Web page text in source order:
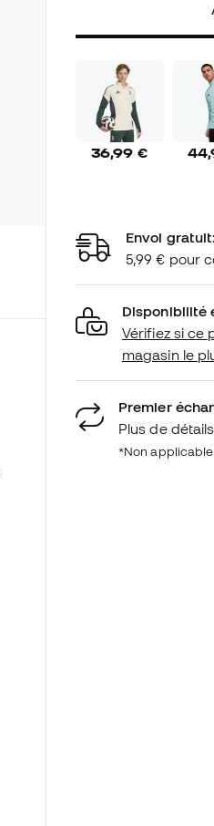
36,99 €
Envoi
5,99 € pour
Disponibilité
Vérifiez si ce
magasin le
Premier
Plus de
*Non